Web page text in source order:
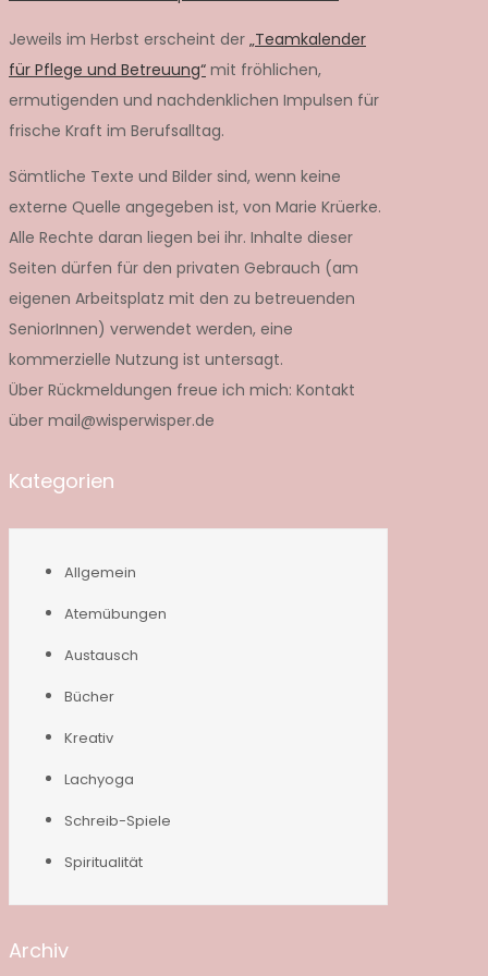
Jeweils im Herbst erscheint der „Teamkalender
für Pflege und Betreuung“ mit fröhlichen,
ermutigenden und nachdenklichen Impulsen für
frische Kraft im Berufsalltag.
Sämtliche Texte und Bilder sind, wenn keine
externe Quelle angegeben ist, von Marie Krüerke.
Alle Rechte daran liegen bei ihr. Inhalte dieser
Seiten dürfen für den privaten Gebrauch (am
eigenen Arbeitsplatz mit den zu betreuenden
SeniorInnen) verwendet werden, eine
kommerzielle Nutzung ist untersagt.
Über Rückmeldungen freue ich mich: Kontakt
über mail@wisperwisper.de
Kategorien
Allgemein
Atemübungen
Austausch
Bücher
Kreativ
Lachyoga
Schreib-Spiele
Spiritualität
Archiv